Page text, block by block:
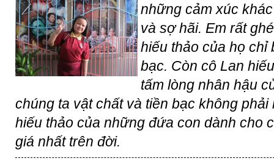
những cảm xúc
và sợ hãi. Em rất
hiếu thảo của họ chỉ
bạc. Còn cô Lan
tấm lòng nhân hậu
chúng ta vật chất và tiền bạc không phải
hiếu thảo của những đứa con dành cho
giá nhất trên đời.